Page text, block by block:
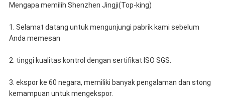
Mengapa memilih Shenzhen Jingji(Top-king)
1. Selamat datang untuk mengunjungi pabrik kami sebelum
Anda memesan
2. tinggi kualitas kontrol dengan sertifikat ISO SGS.
3. ekspor ke 60 negara, memiliki banyak pengalaman dan stong
kemampuan untuk mengekspor.